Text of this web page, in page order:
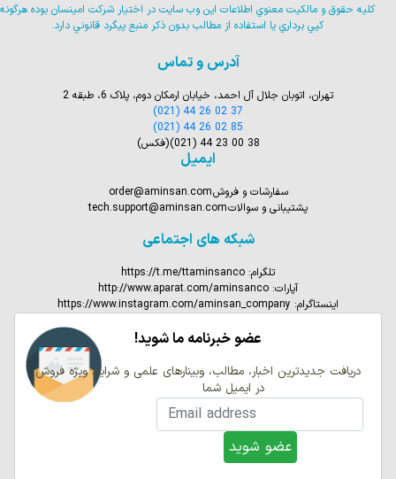
كليه حقوق و مالكيت معنوي اطلاعات اين وب سايت در اختيار شركت امينسان بوده هرگونه
كپي برداري يا استفاده از مطالب بدون ذكر منبع پيگرد قانوني دارد.
آدرس و تماس
تهران، اتوبان جلال آل احمد، خیابان ارمکان دوم، پلاک 6، طبقه 2
(021) 44 26 02 37
(021) 44 26 02 85
(021) 44 23 00 38(فکس)
ایمیل
سفارشات و فروشorder@aminsan.com
پشتیبانی و سوالاتtech.support@aminsan.com
شبکه های اجتماعی
تلگرام:https://t.me/ttaminsanco
آپارات:http://www.aparat.com/aminsanco
اینستاگرام:https://www.instagram.com/aminsan_company
عضو خبرنامه ما شوید!
دریافت جدیدترین اخبار، مطالب، وبینارهای علمی و شرایط ویژه فروش
در ایمیل شما